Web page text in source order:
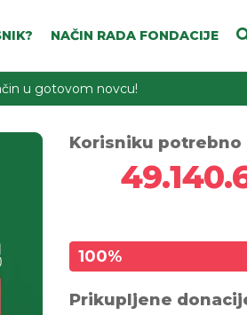
NAČIN RADA FONDACIJE
u gotovom novcu!
Korisniku potrebno
100%
Prikupljene